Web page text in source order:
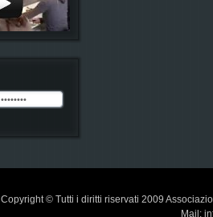
Copyright © Tutti i diritti riservati 2009
Mail: